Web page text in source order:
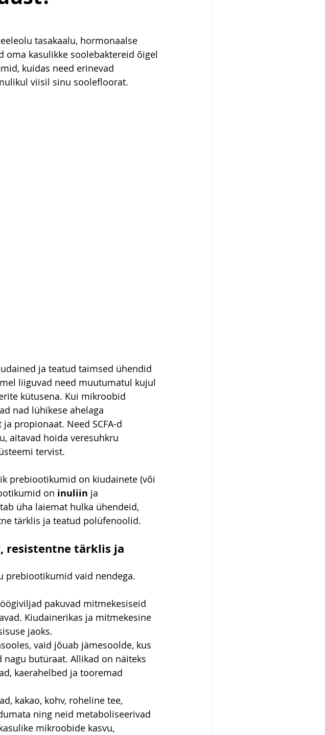
tasakaalu, hormonaalse
oma kasulikke soolebaktereid õigel
kuidas need erinevad
viisil sinu soolefloorat.
ja teatud taimsed ühendid
liiguvad need muutumatul kujul
kütusena. Kui mikroobid
nad lühikese ahelaga
propionaat. Need SCFA-d
aitavad hoida veresuhkru
tervist.
prebiootikumid on kiudainete (või
on inuliin ja
üha laiemat hulka ühendeid,
tärklis ja teatud polüfenoolid.
resistentne tärklis ja
prebiootikumid vaid nendega.
pakuvad mitmekesiseid
Kiudainerikas ja mitmekesine
jaoks.
vaid jõuab jämesoolde, kus
nagu butüraat. Allikad on näiteks
kaerahelbed ja tooremad
kakao, kohv, roheline tee,
ning neid metaboliseerivad
mikroobide kasvu,